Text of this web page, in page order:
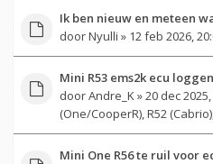
Ik ben nieuw en meteen
doorNyulli » 12 feb 2026,
Mini R53 ems2k ecu
doorAndre_K » 20 dec
(One/CooperR), R52
Mini One R56 te ruil voor